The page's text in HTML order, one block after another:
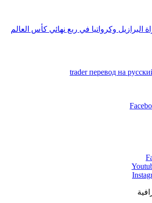
البرازيل وكرواتيا في ربع نهائي كأس العالم
trader перевод на